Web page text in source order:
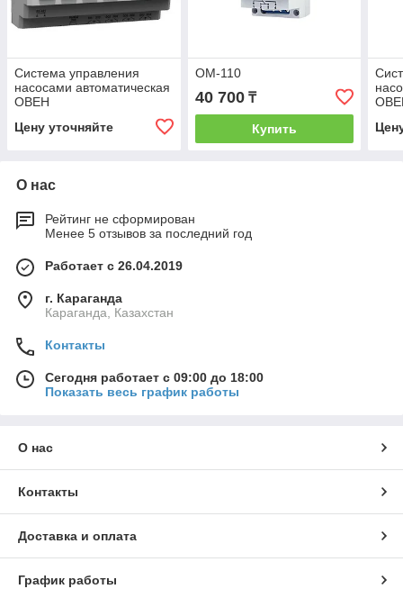
Система управления
насосами автоматическая
ОВЕН
Цену уточняйте
ОМ-110
40 700₸
Купить
О нас
Рейтинг не сформирован
Менее 5 отзывов за последний год
Работает с 26.04.2019
г. Караганда
Караганда, Казахстан
Контакты
Сегодня работает с 09:00 до 18:00
Показать весь график работы
О нас
Контакты
Доставка и оплата
График работы